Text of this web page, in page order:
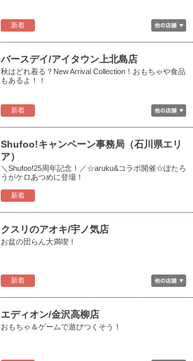
新着
新着
バースデイ/アイタウン上北島店
秋はどれ着る？New Arrival Collection！おもちゃや食品
もあるよ！！
新着
Shufoo!キャンペーン事務局（石川県エリ
ア）
＼Shufoo!25周年記念！／☆aruku&コラボ開催☆ぽたろ
うがケロあつめに登場！
新着
クスリのアオキ/宇ノ気店
お盆の団らん大満喫！
エディオン/金沢高柳店
おもちゃ＆ゲームで遊びつくそう！